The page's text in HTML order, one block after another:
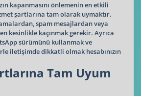
kapanmasını önlemenin en etkili
şartlarına tam olarak uymaktır.
spam mesajlardan veya
kesinlikle kaçınmak gerekir. Ayrıca
sürümünü kullanmak ve
iletişimde dikkatli olmak hesabınızın
Tam Uyum